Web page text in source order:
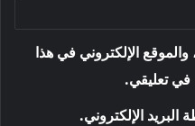
الإلكتروني في هذا
في تعليقي.
البريد الإلكتروني.